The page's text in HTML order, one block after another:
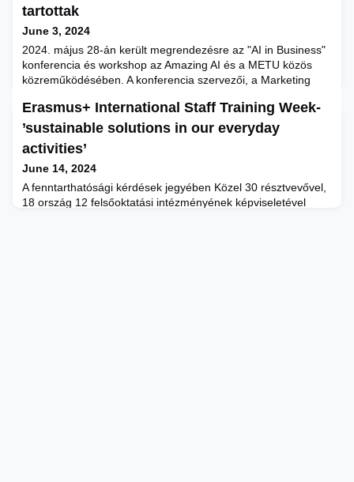
tartottak
June 3, 2024
2024. május 28-án került megrendezésre az "AI in Business"
konferencia és workshop az Amazing AI és a METU közös
közreműködésében. A konferencia szervezői, a Marketing
valamint Dr. Szeberényi András a METU egyetemi docense
voltak.Dr. Szeberényi András Mesterséges intelligencia, mint
partner? Új módszerek a tudományos jellegű írásokban cím
Erasmus+ International Staff Training Week-
’sustainable solutions in our everyday
activities’
June 14, 2024
A fenntarthatósági kérdések jegyében Közel 30 résztvevővel,
18 ország 12 felsőoktatási intézményének képviseletével